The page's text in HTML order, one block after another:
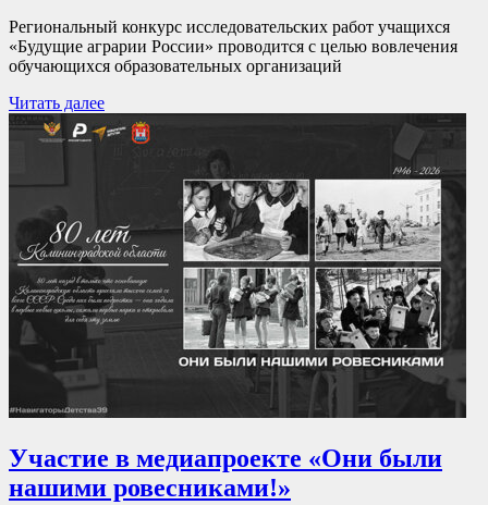
Региональный конкурс исследовательских работ учащихся
«Будущие аграрии России» проводится с целью вовлечения
обучающихся образовательных организаций
Читать далее
Участие в медиапроекте «Они были
нашими ровесниками!»